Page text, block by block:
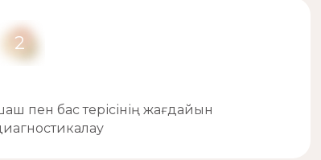
2
пен бас терісінің жағдайын